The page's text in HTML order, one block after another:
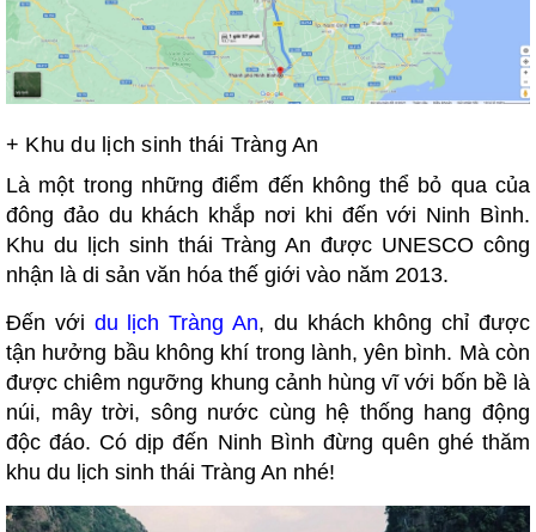
+ Khu du lịch sinh thái Tràng An
Là một trong những điểm đến không thể bỏ qua của
đông đảo du khách khắp nơi khi đến với Ninh Bình.
Khu du lịch sinh thái Tràng An được UNESCO công
nhận là di sản văn hóa thế giới vào năm 2013.
Đến với du lịch Tràng An, du khách không chỉ được
tận hưởng bầu không khí trong lành, yên bình. Mà còn
được chiêm ngưỡng khung cảnh hùng vĩ với bốn bề là
núi, mây trời, sông nước cùng hệ thống hang động
độc đáo. Có dịp đến Ninh Bình đừng quên ghé thăm
khu du lịch sinh thái Tràng An nhé!